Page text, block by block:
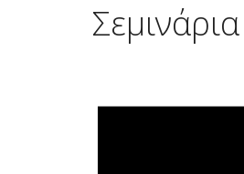
Σεμινάρια